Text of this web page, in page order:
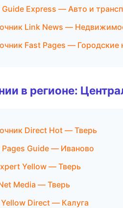
Guide Express — Авто и
Link News —
Fast Pages — Городские
в регионе:
Direct Hot — Тверь
Pages Guide — Иваново
Yellow — Тверь
Media — Тверь
Direct — Калуга